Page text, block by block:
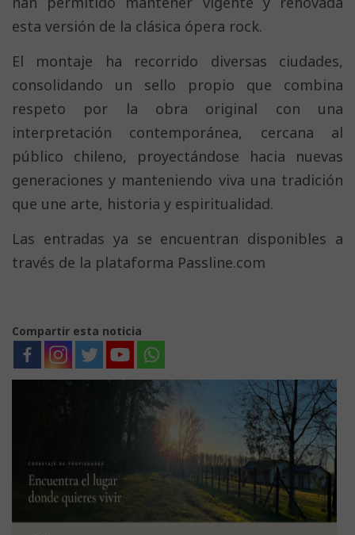
esta versión de la clásica ópera rock.
El montaje ha recorrido diversas ciudades,
consolidando un sello propio que combina
respeto por la obra original con una
interpretación contemporánea, cercana al
público chileno, proyectándose hacia nuevas
generaciones y manteniendo viva una tradición
que une arte, historia y espiritualidad.
Las entradas ya se encuentran disponibles a
través de la plataforma Passline.com
Compartir esta noticia